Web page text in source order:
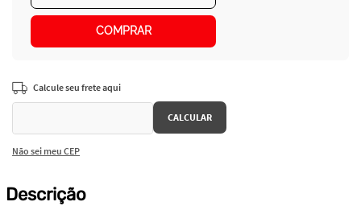
COMPRAR
Não sei meu CEP
Descrição